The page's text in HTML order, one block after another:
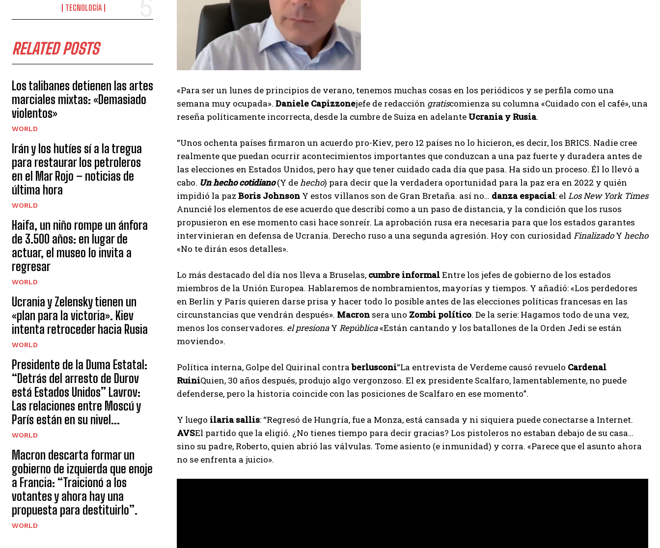
I WANT IN
I've read and accept thePrivacy Policy
TECNOLOGÍA
RELATED POSTS
Los talibanes detienen las artes
marciales mixtas: «Demasiado
violentos»
WORLD
Irán y los hutíes sí a la tregua
para restaurar los petroleros
en el Mar Rojo – noticias de
última hora
WORLD
Haifa, un niño rompe un ánfora
de 3.500 años: en lugar de
actuar, el museo lo invita a
regresar
WORLD
Ucrania y Zelensky tienen un
«plan para la victoria». Kiev
intenta retroceder hacia Rusia
WORLD
Presidente de la Duma Estatal:
“Detrás del arresto de Durov
está Estados Unidos” Lavrov:
Las relaciones entre Moscú y
París están en su nivel...
WORLD
Macron descarta formar un
gobierno de izquierda que enoje
a Francia: “Traicionó a los
votantes y ahora hay una
propuesta para destituirlo”.
WORLD
«Para ser un lunes de principios de verano, tenemos muchas cosas en los periódicos y se perfila como una
semana muy ocupada». Daniele Capizzonejefe de redacción gratiscomienza su columna «Cuidado con el café», una
reseña políticamente incorrecta, desde la cumbre de Suiza en adelante Ucrania y Rusia.
“Unos ochenta países firmaron un acuerdo pro-Kiev, pero 12 países no lo hicieron, es decir, los BRICS. Nadie cree
realmente que puedan ocurrir acontecimientos importantes que conduzcan a una paz fuerte y duradera antes de
las elecciones en Estados Unidos, pero hay que tener cuidado cada día que pasa. Ha sido un proceso. Él lo llevó a
cabo. Un hecho cotidiano(Y dehecho) para decir que la verdadera oportunidad para la paz era en 2022 y quién
impidió la paz Boris Johnson Y estos villanos son de Gran Bretaña. así no… danza espacial: el Los New York Times
Anuncié los elementos de ese acuerdo que describí como a un paso de distancia, y la condición que los rusos
propusieron en ese momento casi hace sonreír. La aprobación rusa era necesaria para que los estados garantes
intervinieran en defensa de Ucrania. Derecho ruso a una segunda agresión. Hoy con curiosidad FinalizadoY hecho
«No te dirán esos detalles».
Lo más destacado del día nos lleva a Bruselas, cumbre informalEntre los jefes de gobierno de los estados
miembros de la Unión Europea. Hablaremos de nombramientos, mayorías y tiempos. Y añadió: «Los perdedores
en Berlín y París quieren darse prisa y hacer todo lo posible antes de las elecciones políticas francesas en las
circunstancias que vendrán después». Macron sera uno Zombi político. De la serie: Hagamos todo de una vez,
menos los conservadores. el presionaY República«Están cantando y los batallones de la Orden Jedi se están
moviendo».
Política interna, Golpe del Quirinal contraberlusconi“La entrevista de Verdeme causó revuelo Cardenal
RuiniQuien, 30 años después, produjo algo vergonzoso. El ex presidente Scalfaro, lamentablemente, no puede
defenderse, pero la historia coincide con las posiciones de Scalfaro en ese momento”.
Y luego ilaria sallis: “Regresó de Hungría, fue a Monza, está cansada y ni siquiera puede conectarse a Internet.
AVSEl partido que la eligió. ¿No tienes tiempo para decir gracias? Los pistoleros no estaban debajo de su casa…
sino su padre, Roberto, quien abrió las válvulas. Tome asiento (e inmunidad) y corra. «Parece que el asunto ahora
no se enfrenta a juicio».